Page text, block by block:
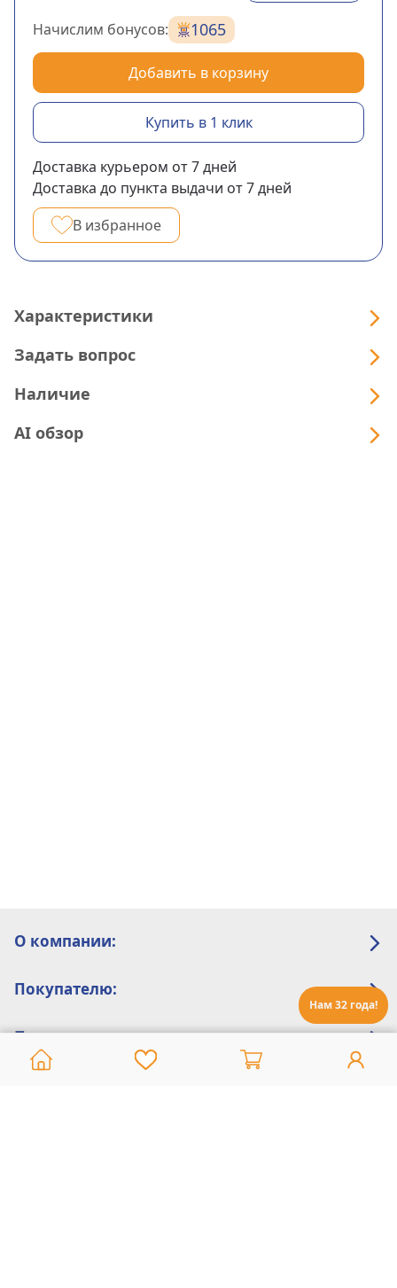
Нам 32 года!
Начислим бонусов: 1065
Добавить в корзину
Купить в 1 клик
Доставка курьером от 7дней
Доставка до пункта выдачи от 7дней
В избранное
Характеристики
Задать вопрос
Наличие
AI обзор
О компании:
Покупателю:
Помощь: